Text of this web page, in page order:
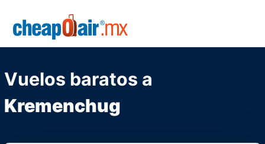
Skip to main content
Vuelos baratos a
Kremenchug